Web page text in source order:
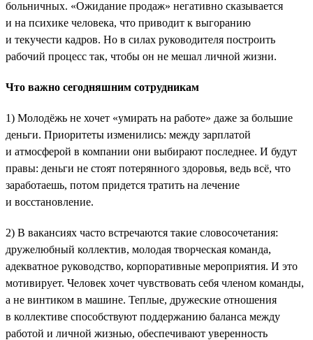
больничных. «Ожидание продаж» негативно сказывается
и на психике человека, что приводит к выгоранию
и текучести кадров. Но в силах руководителя построить
рабочий процесс так, чтобы он не мешал личной жизни.
Что важно сегодняшним сотрудникам
1) Молодёжь не хочет «умирать на работе» даже за большие
деньги. Приоритеты изменились: между зарплатой
и атмосферой в компании они выбирают последнее. И будут
правы: деньги не стоят потерянного здоровья, ведь всё, что
заработаешь, потом придется тратить на лечение
и восстановление.
2) В вакансиях часто встречаются такие словосочетания:
дружелюбный коллектив, молодая творческая команда,
адекватное руководство, корпоративные мероприятия. И это
мотивирует. Человек хочет чувствовать себя членом команды,
а не винтиком в машине. Теплые, дружеские отношения
в коллективе способствуют поддержанию баланса между
работой и личной жизнью, обеспечивают уверенность